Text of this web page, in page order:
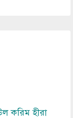
করিম হীরা